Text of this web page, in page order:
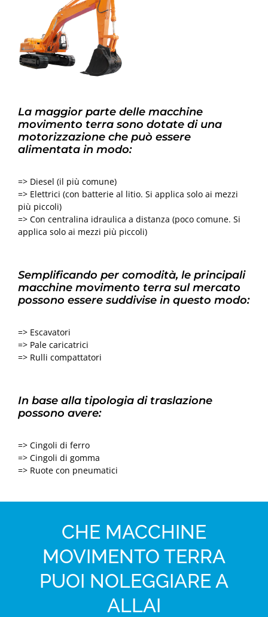
La maggior parte delle macchine
movimento terra sono dotate di una
motorizzazione che può essere
alimentata in modo:
=> Diesel (il più comune)
=> Elettrici (con batterie al litio. Si applica solo ai mezzi
più piccoli)
=> Con centralina idraulica a distanza (poco comune. Si
applica solo ai mezzi più piccoli)
Semplificando per comodità, le principali
macchine movimento terra sul mercato
possono essere suddivise in questo modo:
=> Escavatori
=> Pale caricatrici
=> Rulli compattatori
In base alla tipologia di traslazione
possono avere:
=> Cingoli di ferro
=> Cingoli di gomma
=> Ruote con pneumatici
CHE MACCHINE
MOVIMENTO TERRA
PUOI NOLEGGIARE A
ALLAI